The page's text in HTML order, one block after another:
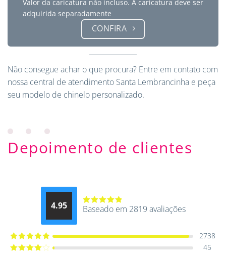
Valor da caricatura não incluso. A caricatura deve ser
adquirida separadamente
CONFIRA
Não consegue achar o que procura? Entre em contato com
nossa central de atendimento Santa Lembrancinha e peça
seu modelo de chinelo personalizado.
Depoimento de clientes
4.95
Avaliação
Baseado em 2819 avaliações
Avaliação5
2738
45